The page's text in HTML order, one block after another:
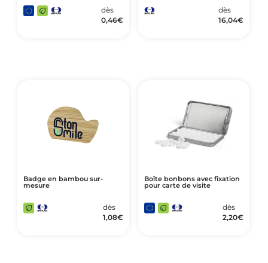
dès
0,46€
dès
16,04€
Badge en bambou sur-
mesure
dès
1,08€
Boîte bonbons avec fixation
pour carte de visite
dès
2,20€